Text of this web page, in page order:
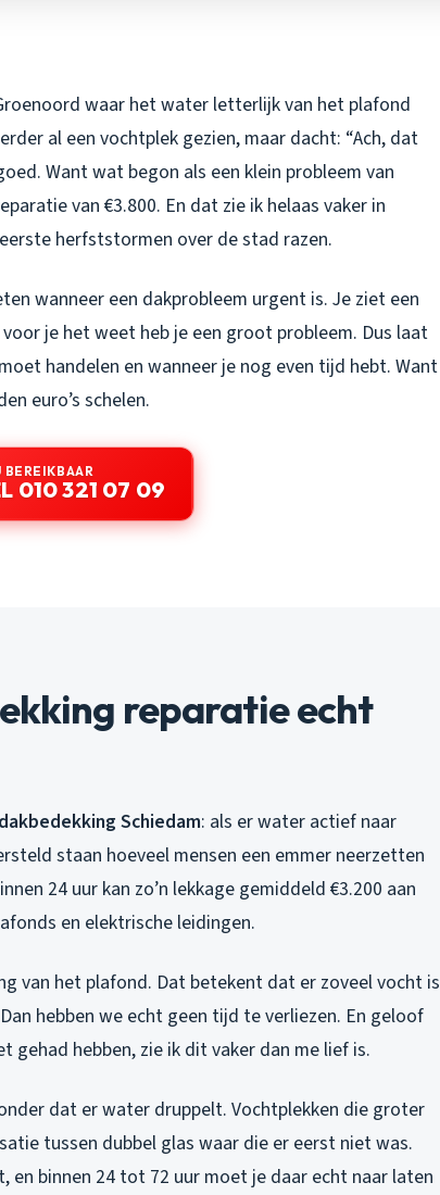
waar het water letterlijk van het plafond
al een vochtplek gezien, maar dacht: “Ach, dat
Want wat begon als een klein probleem van
van €3.800. En dat zie ik helaas vaker in
herfststormen over de stad razen.
wanneer een dakprobleem urgent is. Je ziet een
je het weet heb je een groot probleem. Dus laat
handelen en wanneer je nog even tijd hebt. Want
euro’s schelen.
BEREIKBAAR
010 321 07 09
reparatie echt
Schiedam: als er water actief naar
staan hoeveel mensen een emmer neerzetten
24 uur kan zo’n lekkage gemiddeld €3.200 aan
en elektrische leidingen.
van het plafond. Dat betekent dat er zoveel vocht is
hebben we echt geen tijd te verliezen. En geloof
gehad hebben, zie ik dit vaker dan me lief is.
dat er water druppelt. Vochtplekken die groter
tussen dubbel glas waar die er eerst niet was.
en binnen 24 tot 72 uur moet je daar echt naar laten